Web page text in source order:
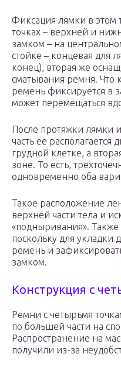
Фиксация лямки в этом
точках – верхней и
замком – на
стойке – концевая для
конец), вторая же
сматывания ремня. Что
ремень фиксируется в
может перемещаться
После протяжки лямки
часть ее располагается
грудной клетке, а
зоне. То есть,
одновременно оба
Такое расположение
верхней части тела и
«подныривания».
поскольку для укладки
ремень и
замком.
Конструкция с
Ремни с четырьмя
по большей части на
Распространение на
получили из-за